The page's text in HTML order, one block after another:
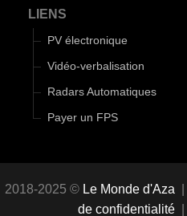
LIENS
PV électronique
Vidéo-verbalisation
Radars Automatiques
Payer un FPS
2018-2025 © Le Monde d'Aza
de confidentialité|